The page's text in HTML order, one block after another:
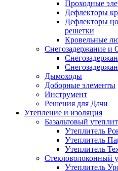
Проходные
Дефлекторы
Дефлекторы
решетки
Кровельные
Снегозадержание и
Дымоходы
Доборные элементы
Инструмент
Решения для Дачи
Утепление и изоляция
Базальтовый
Утеплитель
Утеплитель
Утеплитель
Стекловолоконный
Утеплитель